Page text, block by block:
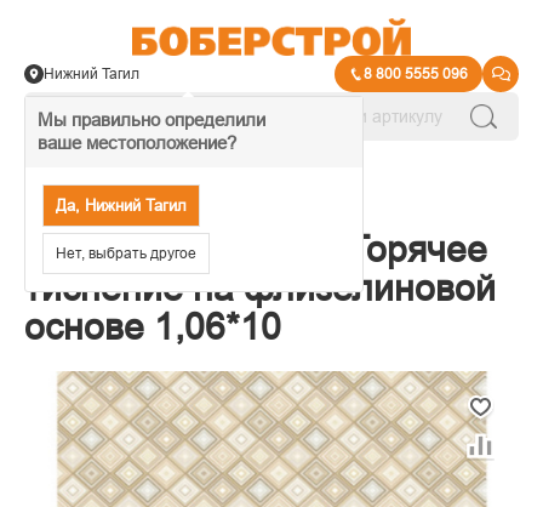
Мы правильно определили
ваше местоположение?
Да, Нижний Тагил
Нет, выбрать другое
Нижний Тагил 8 800 5555 096
Обои Elysium Лего Горячее
тиснение на флизелиновой
основе 1,06*10